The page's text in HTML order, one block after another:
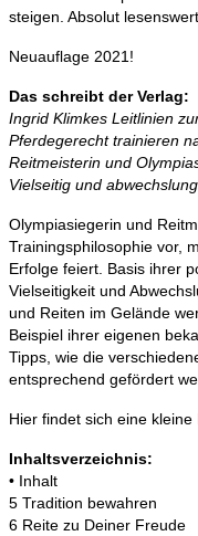
steigen. Absolut
Neuauflage 2021!
Das schreibt der Verlag:
Ingrid Klimkes Leitlinien
Pferdegerecht trainieren
Reitmeisterin und
Vielseitig und
Olympiasiegerin und
Trainingsphilosophie vor,
Erfolge feiert. Basis ihrer
Vielseitigkeit und
und Reiten im Gelände
Beispiel ihrer eigenen
Tipps, wie die
entsprechend gefördert
Hier findet sich eine kleine
Inhaltsverzeichnis:
• Inhalt
5 Tradition bewahren
6 Reite zu Deiner Freude